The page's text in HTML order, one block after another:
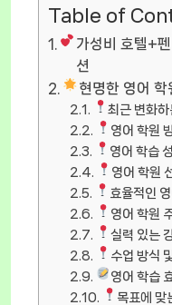
Table of
가성비 호텔+펜
션
현명한 영어 학
최근 변화
영어 학원
영어 학습
영어 학원
효율적인
영어 학원
실력 있는
수업 방식
영어 학습
목표에 맞